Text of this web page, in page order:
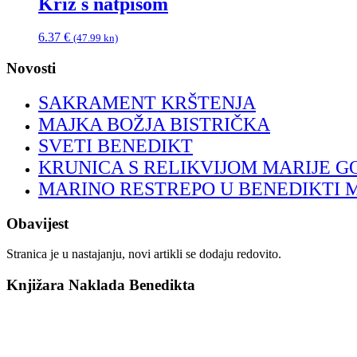
6.37 € (47.99 kn)
Novosti
SAKRAMENT KRŠTENJA
MAJKA BOŽJA BISTRIČKA
SVETI BENEDIKT
KRUNICA S RELIKVIJOM MARIJE
MARINO RESTREPO U BENEDIKTI
Obavijest
Stranica je u nastajanju, novi artikli se dodaju redovito.
Knjižara Naklada Benedikta